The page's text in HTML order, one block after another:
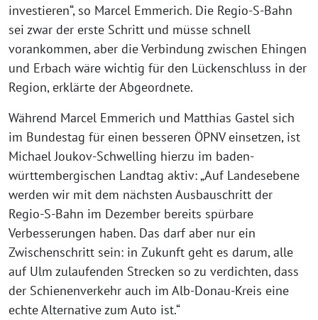
investieren“, so Marcel Emmerich. Die Regio-S-Bahn
sei zwar der erste Schritt und müsse schnell
vorankommen, aber die Verbindung zwischen Ehingen
und Erbach wäre wichtig für den Lückenschluss in der
Region, erklärte der Abgeordnete.
Während Marcel Emmerich und Matthias Gastel sich
im Bundestag für einen besseren ÖPNV einsetzen, ist
Michael Joukov-Schwelling hierzu im baden-
württembergischen Landtag aktiv: „Auf Landesebene
werden wir mit dem nächsten Ausbauschritt der
Regio-S-Bahn im Dezember bereits spürbare
Verbesserungen haben. Das darf aber nur ein
Zwischenschritt sein: in Zukunft geht es darum, alle
auf Ulm zulaufenden Strecken so zu verdichten, dass
der Schienenverkehr auch im Alb-Donau-Kreis eine
echte Alternative zum Auto ist.“